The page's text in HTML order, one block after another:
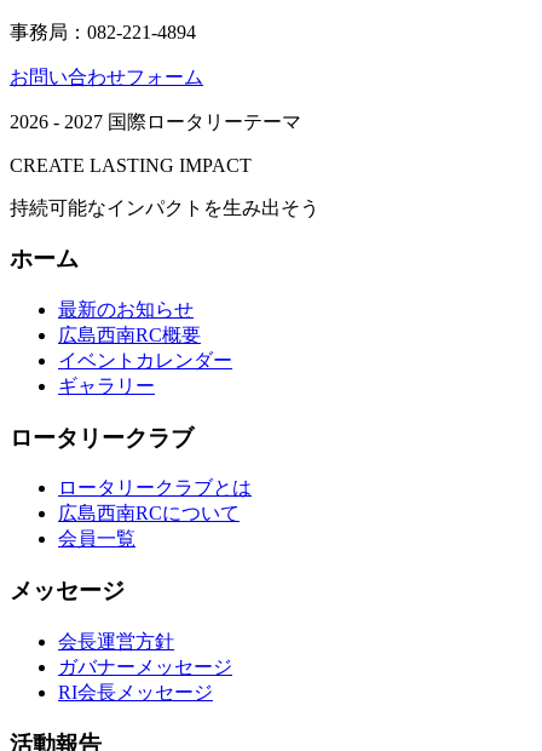
事務局：082-221-4894
お問い合わせフォーム
2026 - 2027 国際ロータリーテーマ
CREATE LASTING IMPACT
持続可能なインパクトを生み出そう
ホーム
最新のお知らせ
広島西南RC概要
イベントカレンダー
ギャラリー
ロータリークラブ
ロータリークラブとは
広島西南RCについて
会員一覧
メッセージ
会長運営方針
ガバナーメッセージ
RI会長メッセージ
活動報告